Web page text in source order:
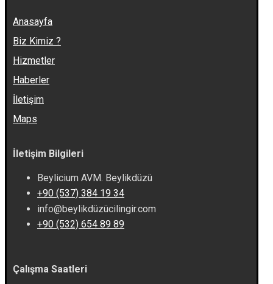
Anasayfa
Biz Kimiz ?
Hizmetler
Haberler
İletişim
Maps
İletişim Bilgileri
Beylicium AVM. Beylikdüzü
+90 (537) 384 19 34
info@beylikdüzücilingir.com
+90 (532) 654 89 89
Çalışma Saatleri